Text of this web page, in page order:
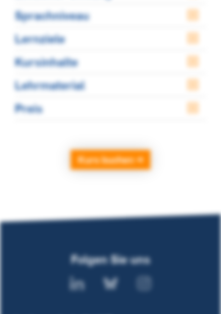
Sprachniveau
Lernziele
Kursinhalte
Lehrmaterial
Preis
Kurs buchen
Folgen Sie uns